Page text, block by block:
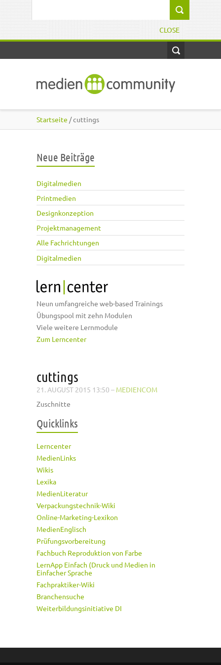
CLOSE
Startseite / cuttings
Neue Beiträge
Digitalmedien
Printmedien
Designkonzeption
Projektmanagement
Alle Fachrichtungen
Digitalmedien
Neun umfangreiche web-based Trainings
Übungspool mit zehn Modulen
Viele weitere Lernmodule
Zum Lerncenter
cuttings
21. AUGUST 2015 13:50 – MEDIENCOM
Zuschnitte
Quicklinks
Lerncenter
MedienLinks
Wikis
Lexika
MedienLiteratur
Verpackungstechnik-Wiki
Online-Marketing-Lexikon
MedienEnglisch
Prüfungsvorbereitung
Fachbuch Reproduktion von Farbe
LernApp Einfach (Druck und Medien in
Einfacher Sprache
Fachpraktiker-Wiki
Branchensuche
Weiterbildungsinitiative DI